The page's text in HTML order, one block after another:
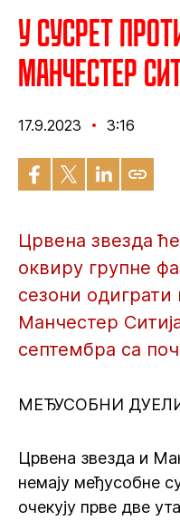
У сусрет
Манчестер
17.9.2023 3:16
Црвена звезда
оквиру групне
сезони одиграти
Манчестер
септембра са
МЕЂУСОБНИ
Црвена звезда и
немају међусобне
очекују прве две